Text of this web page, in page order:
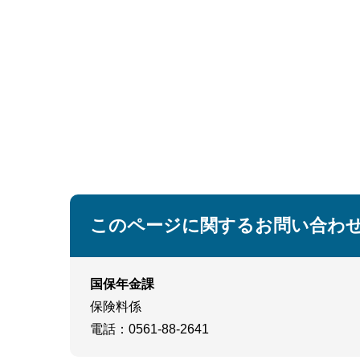
このページに関するお問い合わ
国保年金課
保険料係
電話 ：0561-88-2641